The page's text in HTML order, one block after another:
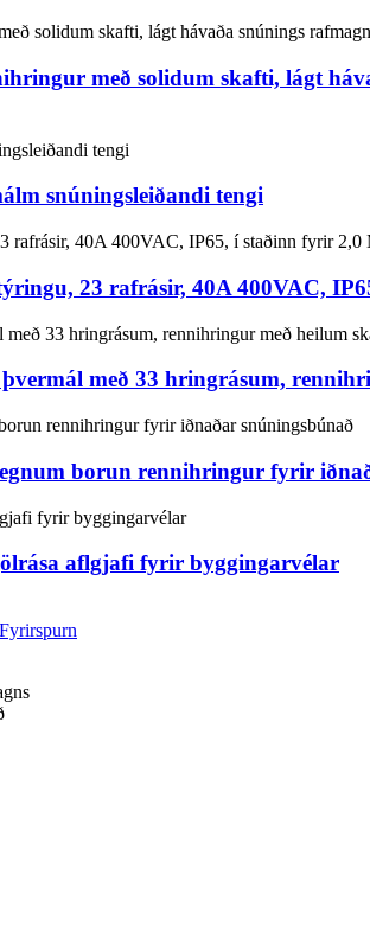
með solidum skafti, lágt
snúningsleiðandi tengi
23 rafrásir, 40A 400VAC,
með 33 hringrásum,
borun rennihringur fyrir
aflgjafi fyrir byggingarvélar
Fyrirspurn